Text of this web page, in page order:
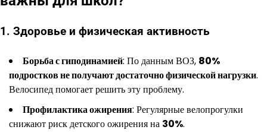
1. Здоровье и физическая активность
Борьба с гиподинамией: По данным ВОЗ, 80%
подростков не получают достаточно физической нагрузки.
Велосипед помогает решить эту проблему.
Профилактика ожирения: Регулярные велопрогулки
снижают риск детского ожирения на 30%.